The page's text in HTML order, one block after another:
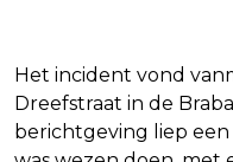
Het incident vond
Dreefstraat in de
berichtgeving liep